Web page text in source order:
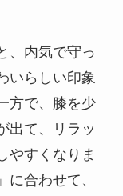
、内気で守っ
いらしい印象
方で、膝を少
出て、リラッ
やすくなりま
合わせて、